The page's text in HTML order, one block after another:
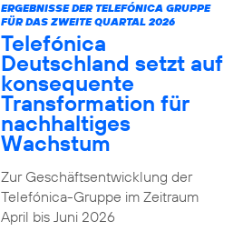
ERGEBNISSE DER TELEFÓNICA GRUPPE
FÜR DAS ZWEITE QUARTAL 2026
Telefónica
Deutschland setzt auf
konsequente
Transformation für
nachhaltiges
Wachstum
Zur Geschäftsentwicklung der
Telefónica-Gruppe im Zeitraum
April bis Juni 2026